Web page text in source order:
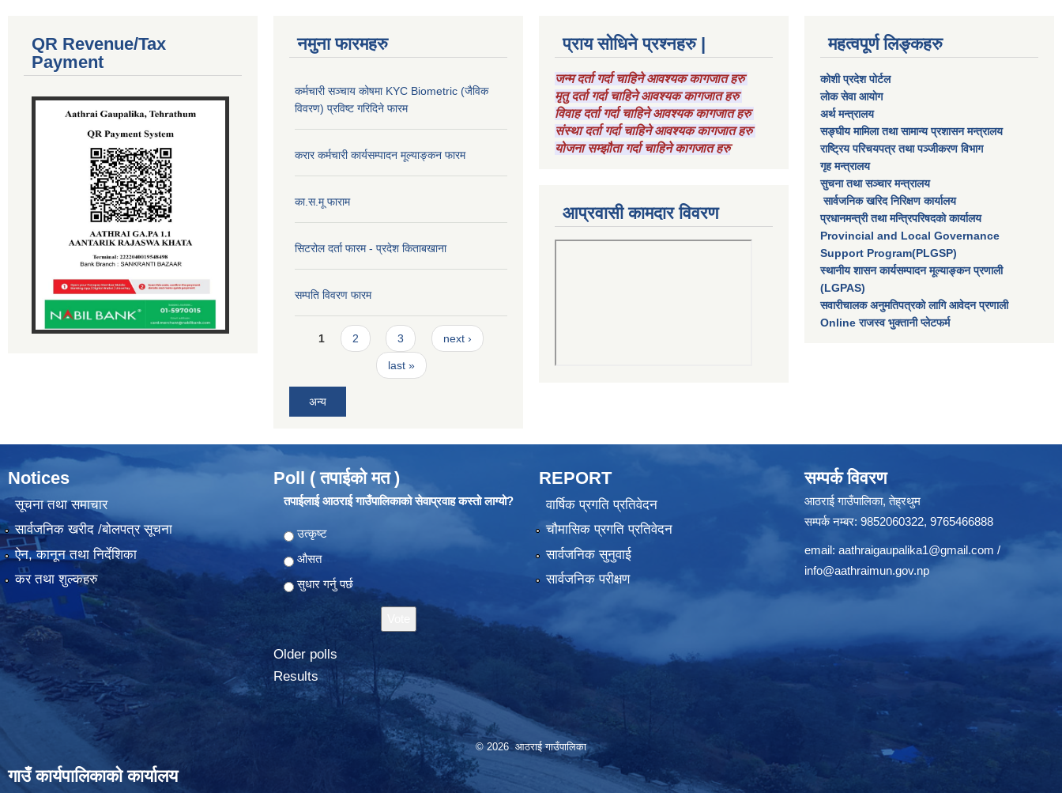
QR Revenue/Tax
Payment
नमुना फारमहरु
कर्मचारी सञ्चाय कोषमा KYC Biometric (जैविक
विवरण) प्रविष्ट गरिदिने फारम
करार कर्मचारी कार्यसम्पादन मूल्याङ्कन फारम
का.स.मू फाराम
सिटरोल दर्ता फारम - प्रदेश किताबखाना
सम्पति विवरण फारम
Pages
1 2 3 next ›
last »
अन्य
प्राय सोधिने प्रश्नहरु |
जन्म दर्ता गर्दा चाहिने आवश्यक कागजात हरु
मृतु दर्ता गर्दा चाहिने आवश्यक कागजात हरु
विवाह दर्ता गर्दा चाहिने आवश्यक कागजात हरु
संस्था दर्ता गर्दा चाहिने आवश्यक कागजात हरु
योजना सम्झौता गर्दा चाहिने कागजात हरु
आप्रवासी कामदार विवरण
महत्वपूर्ण लिङ्कहरु
कोशी प्रदेश पोर्टल
लाेक सेवा आयाेग
अर्थ मन्त्रालय
सङ्घीय मामिला तथा सामान्य प्रशासन मन्त्रालय
राष्‍ट्रिय परिचयपत्र तथा पञ्‍जीकरण विभाग
गृह मन्त्रालय
सुचना तथा सञ्चार मन्त्रालय
सार्वजनिक खरिद निरिक्षण कार्यालय
प्रधानमन्त्री तथा मन्त्रिपरिषदकाे कार्यालय
Provincial and Local Governance
Support Program(PLGSP)
स्थानीय शासन कार्यसम्पादन मूल्याङ्कन प्रणाली
(LGPAS)
सवारीचालक अनुमतिपत्रको लागि आवेदन प्रणाली
Online राजस्व भुक्तानी प्लेटफर्म
Notices
सूचना तथा समाचार
सार्वजनिक खरीद /बोलपत्र सूचना
ऐन, कानून तथा निर्देशिका
कर तथा शुल्कहरु
Poll ( तपाईको मत )
तपाईलाई आठराई गाउँपालिकाको सेवाप्रवाह कस्तो लाग्यो?
Choices
उत्कृष्ट
औसत
सुधार गर्नु पर्छ
Older polls
Results
REPORT
वार्षिक प्रगति प्रतिवेदन
चौमासिक प्रगति प्रतिवेदन
सार्वजनिक सुनुवाई
सार्वजनिक परीक्षण
सम्पर्क विवरण
आठराई गाउँपालिका, तेह्रथुम
सम्पर्क नम्बर: 9852060322, 9765466888
email: aathraigaupalika1@gmail.com /
info@aathraimun.gov.np
© 2026 आठराई गाउँपालिका
गाउँ कार्यपालिकाको कार्यालय